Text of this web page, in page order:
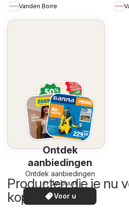
Vanden Borre
Ontdek
aanbiedingen
Ontdek aanbiedingen
in de buurt
Voor u
Producten die je nu
kopen